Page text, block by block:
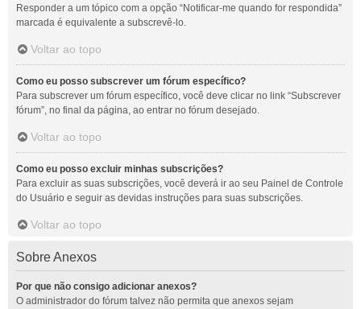
Responder a um tópico com a opção “Notificar-me quando for respondida”
marcada é equivalente a subscrevê-lo.
Voltar ao topo
Como eu posso subscrever um fórum específico?
Para subscrever um fórum específico, você deve clicar no link “Subscrever
fórum”, no final da página, ao entrar no fórum desejado.
Voltar ao topo
Como eu posso excluir minhas subscrições?
Para excluir as suas subscrições, você deverá ir ao seu Painel de Controle
do Usuário e seguir as devidas instruções para suas subscrições.
Voltar ao topo
Sobre Anexos
Por que não consigo adicionar anexos?
O administrador do fórum talvez não permita que anexos sejam